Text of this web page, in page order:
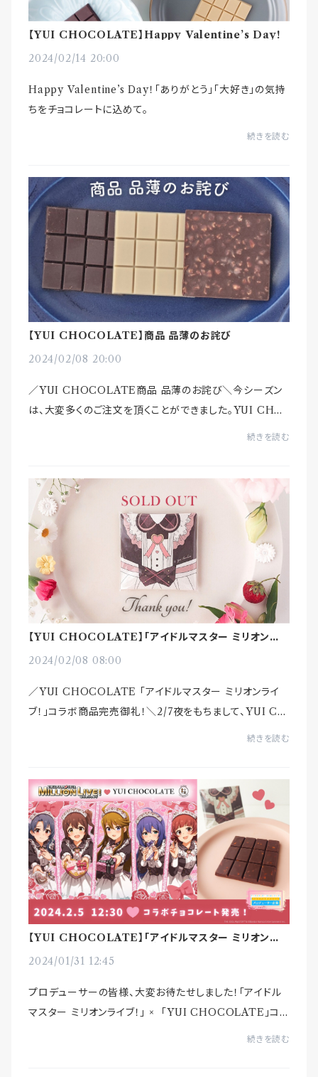
【YUI CHOCOLATE】Happy Valentine’s Day!
2024/02/14 20:00
Happy Valentine’s Day！｢ありがとう｣｢大好き｣の気持
ちをチョコレートに込めて。
続きを読む
【YUI CHOCOLATE】商品 品薄のお詫び
2024/02/08 20:00
／YUI CHOCOLATE商品 品薄のお詫び＼今シーズン
は、大変多くのご注文を頂くことができました。YUI CHO
COLATEをお選びくださったお客様、ショップ様、本当に
続きを読む
【YUI CHOCOLATE】｢アイドルマスター ミリオンライ
2024/02/08 08:00
／YUI CHOCOLATE ｢アイドルマスター ミリオンライ
ブ！｣コラボ商品完売御礼！＼2/7夜をもちまして、YUI CH
OCOLATEでの在庫は完売となりました。多くの皆様のご
続きを読む
【YUI CHOCOLATE】｢アイドルマスター ミリオンライ
2024/01/31 12:45
プロデューサーの皆様、大変お待たせしました！｢アイドル
マスター ミリオンライブ！｣ × ｢YUI CHOCOLATE｣コラ
ボ商品の発売日が決定しました。【2/5(月) 12:30】より、こ
続きを読む